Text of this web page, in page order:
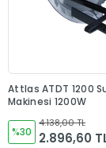
Attlas ATDT 1200
Makinesi 1200W
%30
4.138,00 TL
2.896,60